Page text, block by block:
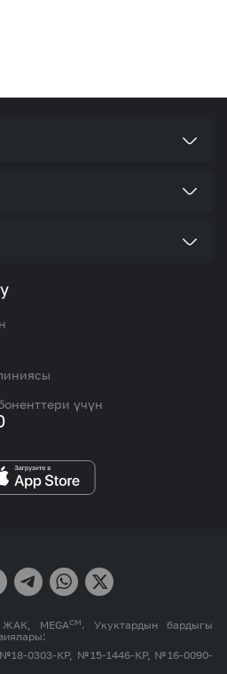
чалуулар
кардарлар менен иштөө
байланыш
жана тейлөө борборлору
үчүн
MEGAСМ. Укуктардын бардыгы
0303-КР, №15-1446-КР, №16-0090-